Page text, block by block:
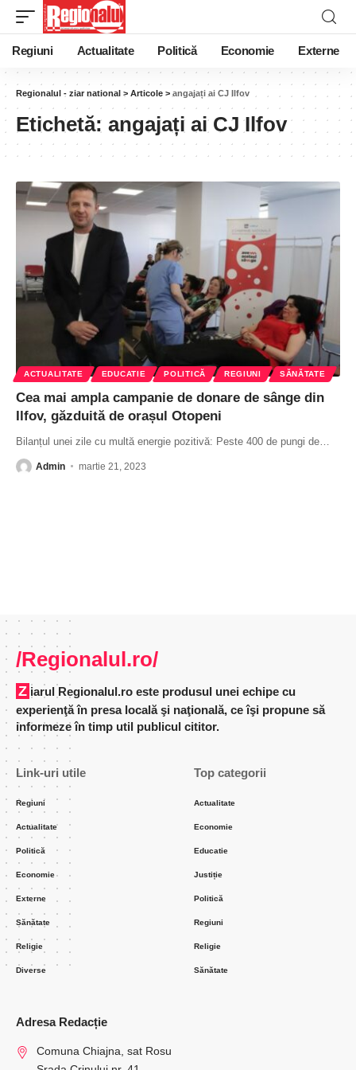
Regiuni Actualitate Politică Economie Externe
Regionalul - ziar national > Articole > angajați ai CJ Ilfov
Etichetă: angajați ai CJ Ilfov
ACTUALITATE EDUCATIE POLITICĂ REGIUNI SĂNĂTATE
Cea mai ampla campanie de donare de sânge din
Ilfov, găzduită de orașul Otopeni
Bilanțul unei zile cu multă energie pozitivă: Peste 400 de pungi de
Admin martie 21, 2023
/Regionalul.ro/
Ziarul Regionalul.ro este produsul unei echipe cu
experienţă în presa locală şi naţională, ce îşi propune să
informeze în timp util publicul cititor.
Link-uri utile
Regiuni
Actualitate
Politică
Economie
Externe
Sănătate
Religie
Diverse
Top categorii
Actualitate
Economie
Educatie
Justiție
Politică
Regiuni
Religie
Sănătate
Adresa Redacție
Comuna Chiajna, sat Rosu